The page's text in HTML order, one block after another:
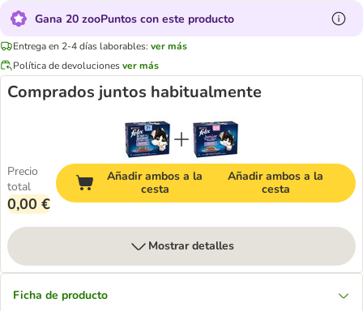
Gana 20 zooPuntos con este producto
Entrega en 2-4 días laborables: ver más
Política de devolucionesver más
Comprados juntos habitualmente
Precio
total
0,00 €
Añadir ambos a la
cesta
Añadir ambos a la
cesta
Mostrar detalles
Ficha de producto